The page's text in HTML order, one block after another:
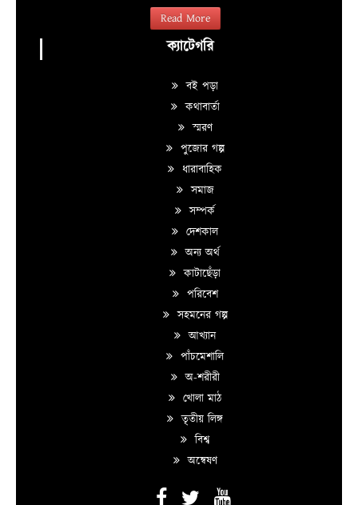
Read More
ক্যাটেগরি
বই পড়া
কথাবার্তা
স্মরণ
পুজোর গল্প
ধারাবাহিক
সমাজ
সম্পর্ক
দেশকাল
অন্য অর্থ
কাটাছেঁড়া
পরিবেশ
সহমনের গল্প
আখ্যান
পাঁচমেশালি
অ-শরীরী
খোলা মাঠ
তৃতীয় লিঙ্গ
বিশ্ব
অন্বেষণ